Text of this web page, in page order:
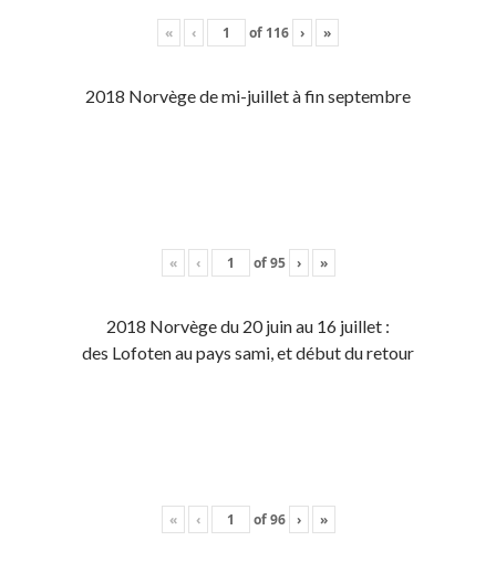
« ‹ of 116 › »
2018 Norvège de mi-juillet à fin septembre
« ‹ of95 › »
2018 Norvège du 20 juin au 16 juillet :
des Lofoten au pays sami, et début du retour
« ‹ of96 › »